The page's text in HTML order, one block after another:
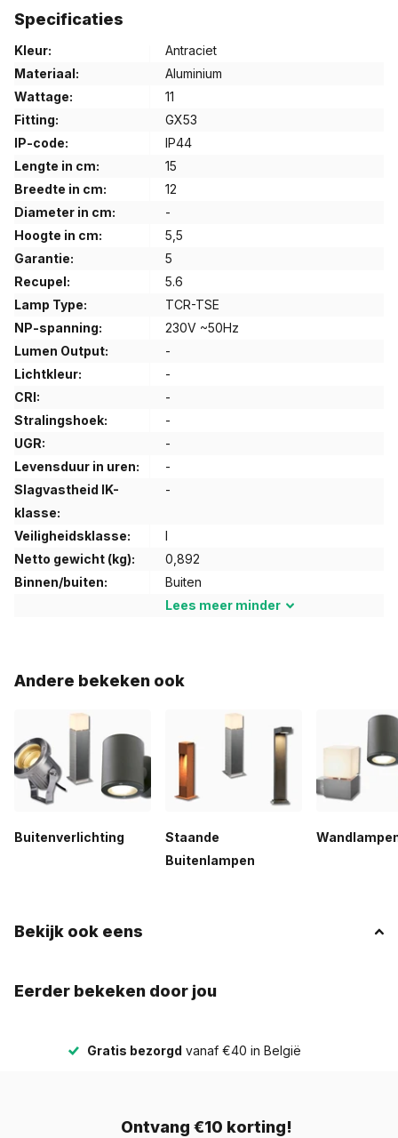
aangesloten op 230V netspanning. De QUADRASYL-reeks
bevat ook staanlampen, waardoor uw buitenverlichting perfect
kan worden afgestemd.
Kenmerken van de QUADRASYL WL 15
Wandarmatuur:
Modern ontwerp:
Strakke lijnen en een tijdloze
uitstraling.
Flexibele toepassing:
buitenomgevingen.
Weerbestendig:
IP44-certificering voor bescherming
tegen weersinvloeden.
Universeel inzetbaar:Combineer met andere
armaturen uit de QUADRASYL-reeks.
Kies voor moderne en functionele buitenverlichting met de
QUADRASYL WL 15 Wandarmatuur.
Specificaties
Kleur:
Antraciet
Materiaal:
Aluminium
Wattage:
11
Fitting:
GX53
IP-code:
IP44
Lengte in cm:
15
Breedte in cm:
12
Diameter in cm:
-
Hoogte in cm:
5,5
Garantie:
5
Recupel:
5.6
Lamp Type:
TCR-TSE
NP-spanning:
230V ~50Hz
Lumen Output:
-
Lichtkleur:
-
CRI:
-
Stralingshoek:
-
UGR:
-
Levensduur in uren:
-
Slagvastheid IK-
klasse:
-
Veiligheidsklasse:
I
Netto gewicht (kg):
0,892
Binnen/buiten:
Buiten
Lees meer minder
Andere bekeken ook
Buitenverlichting
Staande
Buitenlampen
Bekijk ook eens
Eerder bekeken door jou
Gratis bezorgd vanaf €40 in België
Ontvang €10 korting!